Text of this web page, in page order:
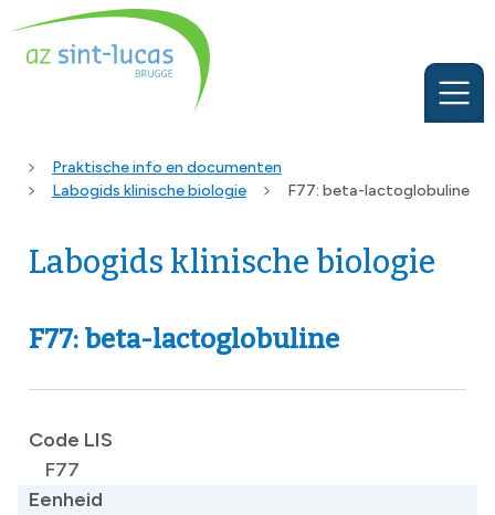
Praktische info en documenten
Labogids klinische biologie
F77: beta-lactoglobuline
Labogids klinische biologie
F77: beta-lactoglobuline
Code LIS
F77
Eenheid